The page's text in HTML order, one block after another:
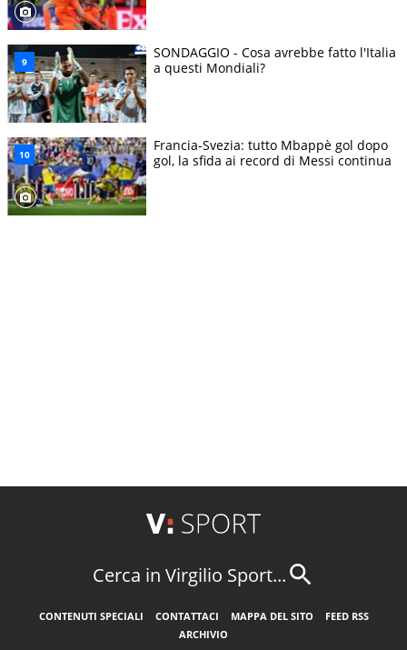
SONDAGGIO - Cosa avrebbe fatto l'Italia
a questi Mondiali?
Francia-Svezia: tutto Mbappè gol dopo
gol, la sfida ai record di Messi continua
Cerca in Virgilio Sport...
CONTENUTI SPECIALI CONTATTACI MAPPA DEL SITO
FEED RSS
ARCHIVIO